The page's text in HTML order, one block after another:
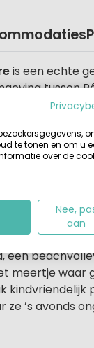
is een echte
tussen
zich
uitzicht op
van het
een
springen.
een
meertje waar
’s avonds
te tonen en om u
over de
Nee,
aan